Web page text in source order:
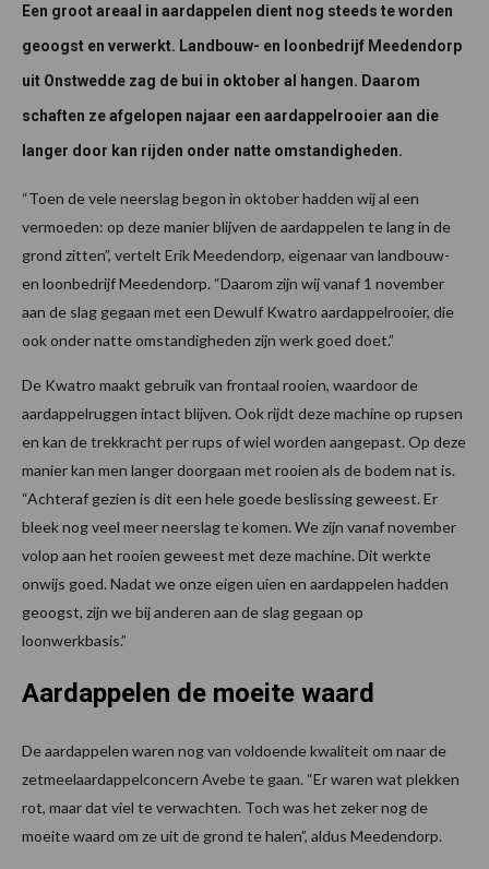
Een groot areaal in aardappelen dient nog steeds te worden
geoogst en verwerkt. Landbouw- en loonbedrijf Meedendorp
uit Onstwedde zag de bui in oktober al hangen. Daarom
schaften ze afgelopen najaar een aardappelrooier aan die
langer door kan rijden onder natte omstandigheden.
“Toen de vele neerslag begon in oktober hadden wij al een
vermoeden: op deze manier blijven de aardappelen te lang in de
grond zitten”, vertelt Erik Meedendorp, eigenaar van landbouw-
en loonbedrijf Meedendorp. “Daarom zijn wij vanaf 1 november
aan de slag gegaan met een Dewulf Kwatro aardappelrooier, die
ook onder natte omstandigheden zijn werk goed doet.”
De Kwatro maakt gebruik van frontaal rooien, waardoor de
aardappelruggen intact blijven. Ook rijdt deze machine op rupsen
en kan de trekkracht per rups of wiel worden aangepast. Op deze
manier kan men langer doorgaan met rooien als de bodem nat is.
“Achteraf gezien is dit een hele goede beslissing geweest. Er
bleek nog veel meer neerslag te komen. We zijn vanaf november
volop aan het rooien geweest met deze machine. Dit werkte
onwijs goed. Nadat we onze eigen uien en aardappelen hadden
geoogst, zijn we bij anderen aan de slag gegaan op
loonwerkbasis.”
Aardappelen de moeite waard
De aardappelen waren nog van voldoende kwaliteit om naar de
zetmeelaardappelconcern Avebe te gaan. “Er waren wat plekken
rot, maar dat viel te verwachten. Toch was het zeker nog de
moeite waard om ze uit de grond te halen”, aldus Meedendorp.